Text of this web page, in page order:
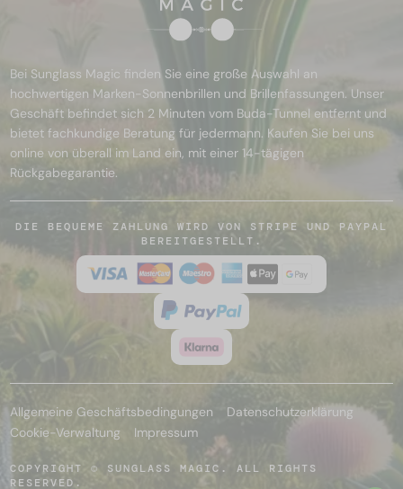
Bei Sunglass Magic finden Sie eine große Auswahl an
hochwertigen Marken-Sonnenbrillen und Brillenfassungen. Unser
Geschäft befindet sich 2 Minuten vom Buda-Tunnel entfernt und
bietet fachkundige Beratung für jedermann. Kaufen Sie bei uns
online von überall im Land ein, mit einer 14-tägigen
Rückgabegarantie.
DIE BEQUEME ZAHLUNG WIRD VON STRIPE UND PAYPAL
BEREITGESTELLT.
Allgemeine Geschäftsbedingungen
Datenschutzerklärung
Cookie-Verwaltung
Impressum
COPYRIGHT © SUNGLASS MAGIC. ALL RIGHTS
RESERVED.